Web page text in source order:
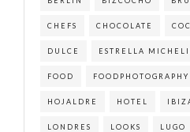
CHEFS CHOCOLATE
DULCE ESTRELLA
FOOD FOODPHOTOGRAPHY
HOJALDRE HOTEL
LONDRES LOOKS LUGO